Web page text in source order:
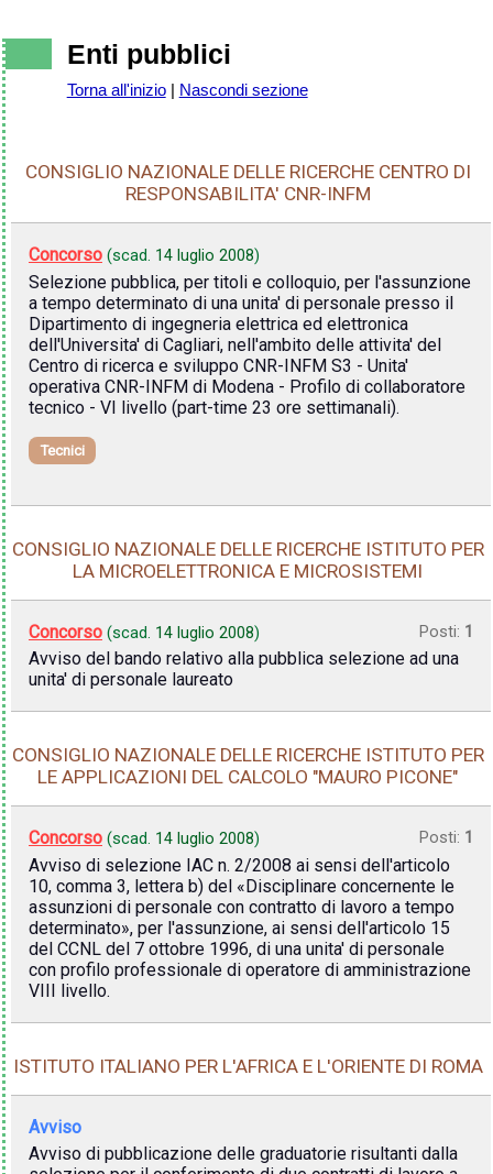
Enti pubblici
Torna all'inizio| Nascondi sezione
CONSIGLIO NAZIONALE DELLE RICERCHE CENTRO DI
RESPONSABILITA' CNR-INFM
Concorso (scad. 14 luglio 2008)
Selezione pubblica, per titoli e colloquio, per l'assunzione
a tempo determinato di una unita' di personale presso il
Dipartimento di ingegneria elettrica ed elettronica
dell'Universita' di Cagliari, nell'ambito delle attivita' del
Centro di ricerca e sviluppo CNR-INFM S3 - Unita'
operativa CNR-INFM di Modena - Profilo di collaboratore
tecnico - VI livello (part-time 23 ore settimanali).
Tecnici
CONSIGLIO NAZIONALE DELLE RICERCHE ISTITUTO PER
LA MICROELETTRONICA E MICROSISTEMI
Concorso (scad. 14 luglio 2008) Posti: 1
Avviso del bando relativo alla pubblica selezione ad una
unita' di personale laureato
CONSIGLIO NAZIONALE DELLE RICERCHE ISTITUTO PER
LE APPLICAZIONI DEL CALCOLO "MAURO PICONE"
Concorso (scad. 14 luglio 2008) Posti: 1
Avviso di selezione IAC n. 2/2008 ai sensi dell'articolo
10, comma 3, lettera b) del «Disciplinare concernente le
assunzioni di personale con contratto di lavoro a tempo
determinato», per l'assunzione, ai sensi dell'articolo 15
del CCNL del 7 ottobre 1996, di una unita' di personale
con profilo professionale di operatore di amministrazione
VIII livello.
ISTITUTO ITALIANO PER L'AFRICA E L'ORIENTE DI ROMA
Avviso
Avviso di pubblicazione delle graduatorie risultanti dalla